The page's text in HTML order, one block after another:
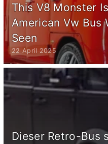
This V8 Monster
American Vw Bus
Seen
22 April 2025
Dieser Retro-Bus